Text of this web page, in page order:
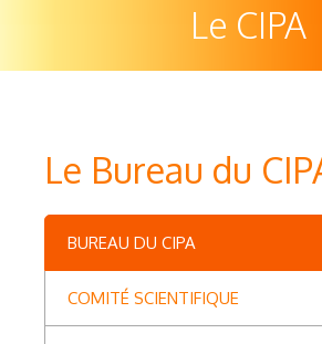
Le CIPA
Le Bureau du
BUREAU DU CIPA
COMITÉ SCIENTIFIQUE